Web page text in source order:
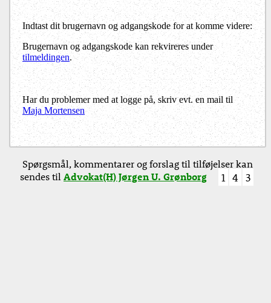
Indtast dit brugernavn og adgangskode for at komme videre:
Brugernavn og adgangskode kan rekvireres under
tilmeldingen.
Har du problemer med at logge på, skriv evt. en mail til
Maja Mortensen
Spørgsmål, kommentarer og forslag til tilføjelser kan
sendes tilAdvokat(H) Jørgen U. Grønborg 1 4 3